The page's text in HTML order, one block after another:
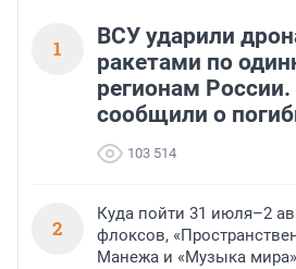
1
ВСУ ударили
ракетами по
регионам России.
сообщили о
103 514
2
Куда пойти 31 июля–2
флоксов,
Манежа и «Музыка мира»